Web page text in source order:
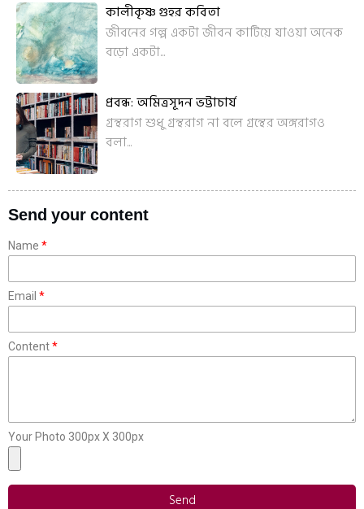
কালীকৃষ্ণ গুহর কবিতা
জীবনের গল্প একটা জীবন কাটিয়ে যাওয়া অনেক
বড়ো একটা...
প্রবন্ধ: অমিত্রসূদন ভট্টাচার্য
গ্রন্থরাগ শুধু গ্রন্থরাগ না বলে গ্রন্থের অঙ্গরাগও
বলা...
Send your content
Name
Email
Content
Your Photo 300px X 300px
Send